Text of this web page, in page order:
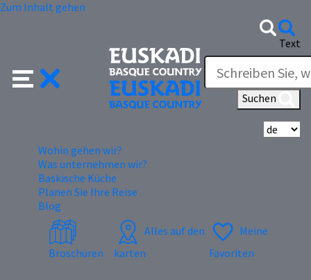
Zum Inhalt gehen
Text
Suchen
Wohin gehen wir?
Was unternehmen wir?
Baskische Küche
Planen Sie Ihre Reise
Blog
Broschüren
Alles auf den
karten
Meine
Favoriten